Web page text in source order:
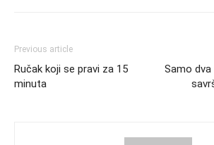
Previous article
Ručak koji se pravi za 15
minuta
Samo